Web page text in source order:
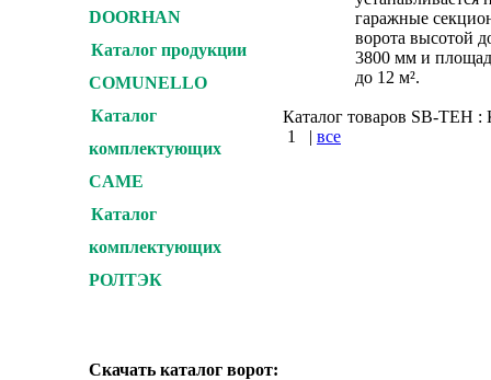
DOORHAN
Каталог продукции
COMUNELLO
Каталог
комплектующих
CAME
Каталог
комплектующих
РОЛТЭК
Скачать каталог ворот:
гаражные
ворота высотой
3800 мм и
до 12 м².
Каталог товаров SB-TEH
1
| все